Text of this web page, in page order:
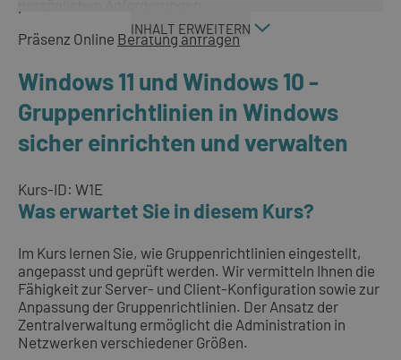
INHALT ERWEITERN
Präsenz Online Beratung anfragen
Windows 11 und Windows 10 -
Gruppenrichtlinien in Windows
sicher einrichten und verwalten
Kurs-ID: W1E
Was erwartet Sie in diesem Kurs?
Im Kurs lernen Sie, wie Gruppenrichtlinien eingestellt,
angepasst und geprüft werden. Wir vermitteln Ihnen die
Fähigkeit zur Server- und Client-Konfiguration sowie zur
Anpassung der Gruppenrichtlinien. Der Ansatz der
Zentralverwaltung ermöglicht die Administration in
Netzwerken verschiedener Größen.